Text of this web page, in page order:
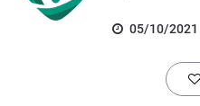
05/10/2021